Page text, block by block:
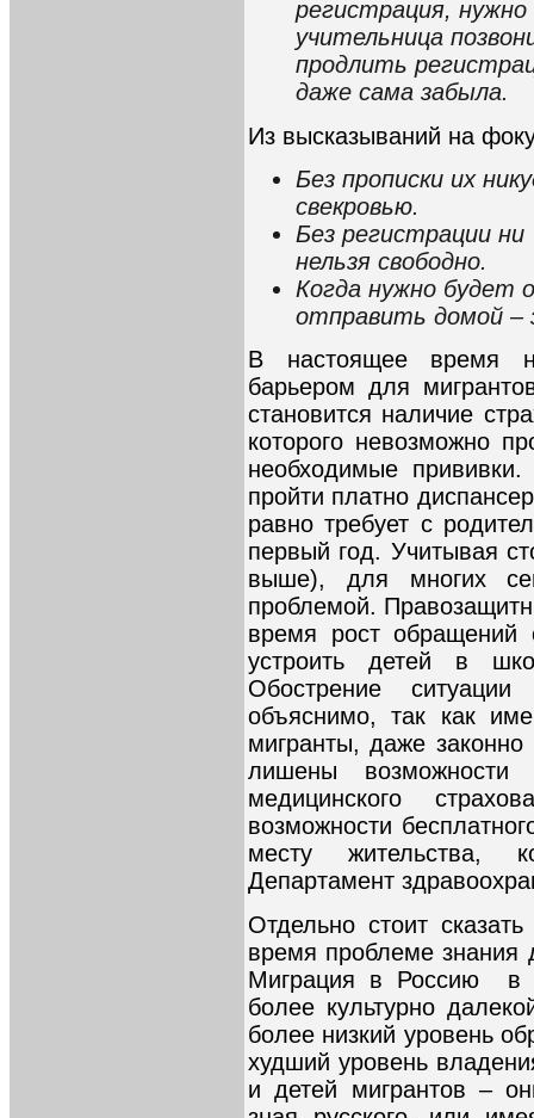
регистрация,
учительница
продлить
даже сама забыла.
Из высказываний на
Без прописки их
свекровью.
Без регистрации ни
нельзя свободно.
Когда нужно будет
отправить домой –
В настоящее время
барьером для
становится наличие
которого невозможно
необходимые
пройти платно
равно требует с
первый год. Учитывая
выше), для многих
проблемой.
время рост обращений
устроить детей в
Обострение
объяснимо, так как
мигранты, даже
лишены возможности
медицинского
возможности
месту жительства,
Департамент
Отдельно стоит
время проблеме знания
Миграция в Россию в
более культурно
более низкий уровень
худший уровень
и детей мигрантов –